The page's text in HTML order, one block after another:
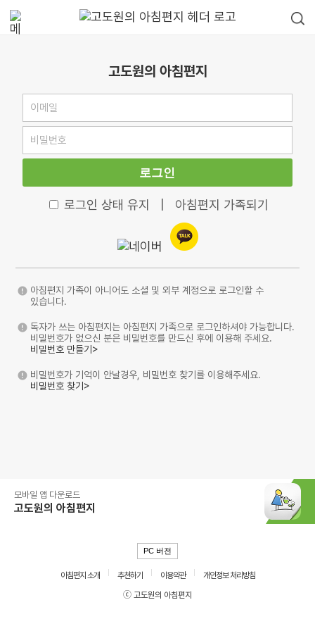
고도원의 아침편지
로그인
로그인 상태 유지 아침편지 가족되기
아침편지 가족이 아니어도 소셜 및 외부 계정으로 로그인할 수
있습니다.
독자가 쓰는 아침편지는 아침편지 가족으로 로그인하셔야 가능합니다.
비밀번호가 없으신 분은 비밀번호를 만드신 후에 이용해 주세요.
비밀번호 만들기>
비밀번호가 기억이 안날경우, 비밀번호 찾기를 이용해주세요.
비밀번호 찾기>
모바일 앱 다운로드
고도원의 아침편지
PC 버전
아침편지 소개 추천하기 이용약관
개인정보 처리방침
ⓒ 고도원의 아침편지